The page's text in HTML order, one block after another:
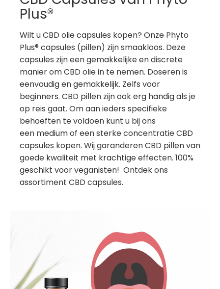
Plus®
Wilt u CBD olie capsules kopen? Onze Phyto
Plus® capsules (pillen) zijn smaakloos. Deze
capsules zijn een gemakkelijke en discrete
manier om CBD olie in te nemen. Doseren is
eenvoudig en gemakkelijk. Zelfs voor
beginners. CBD pillen zijn ook erg handig als je
op reis gaat. Om aan ieders specifieke
behoeften te voldoen kunt u bij ons
een medium of een sterke concentratie CBD
capsules kopen. Wij garanderen CBD pillen van
goede kwaliteit met krachtige effecten. 100%
geschikt voor veganisten! Ontdek ons
assortiment CBD capsules.